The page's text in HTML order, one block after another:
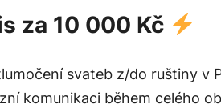
za 10 000 Kč
svateb z/do ruštiny v
komunikaci během celého